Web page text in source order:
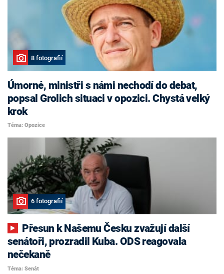
8 fotografií
Úmorné, ministři s námi nechodí do debat,
popsal Grolich situaci v opozici. Chystá velký
krok
Téma: Opozice
6 fotografií
senátoři, prozradil Kuba. ODS reagovala
nečekaně
Téma: Senát